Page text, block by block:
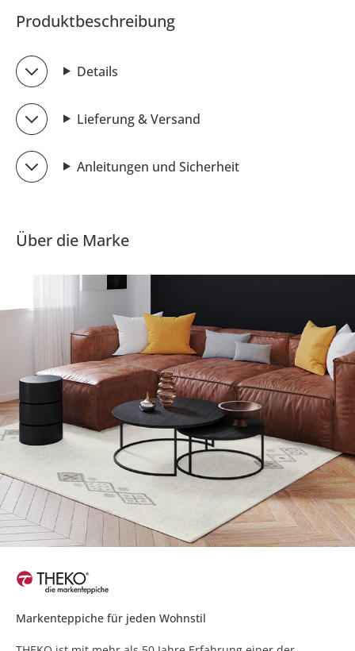
Produktbeschreibung
Details
Lieferung & Versand
Anleitungen und Sicherheit
Über die Marke
Markenteppiche für jeden Wohnstil